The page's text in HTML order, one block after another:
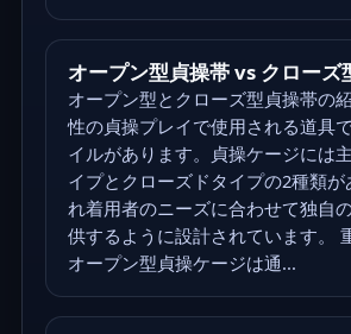
オープン型貞操帯 vs クローズ
オープン型とクローズ型貞操帯の
性の貞操プレイで使用される道具
イルがあります。貞操ケージには
イプとクローズドタイプの2種類
れ着用者のニーズに合わせて独自
供するように設計されています。
オープン型貞操ケージは通...